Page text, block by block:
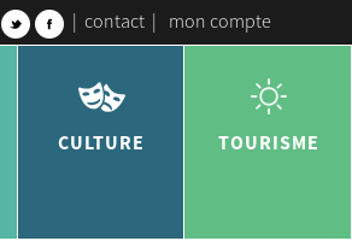
| contact | mon compte
CULTURE TOURISME